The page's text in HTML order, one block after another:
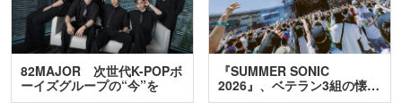
82MAJOR 次世代K-POPボ
ーイズグループの“今”を
訊…
『SUMMER SONIC
2026』、ベテラン3組の懐…